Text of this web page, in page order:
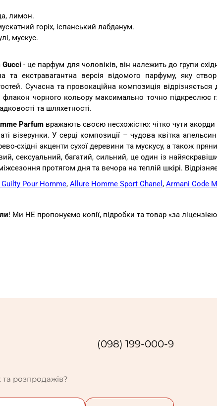
лимон.
горіх, іспанський лабданум.
мускус.
Gucci - це парфум для чоловіків, він належить до групи
та екстравагантна версія відомого парфуму, яку
Сучасна та провокаційна композиція
чорного кольору максимально точно підкреслює
та шляхетності.
Parfumвражають своєю несхожістю: чітко чути
візерунки. У серці композиції – чудова квітка
східні акценти сухої деревини та мускусу, а також
сексуальний, багатий, сильний, це один із
протягом дня та вечора на теплій шкірі.
Pour Homme, Allure Homme Sport Chanel , Armani Code
! Ми НЕ пропонуємо копії, підробки та товар «за
(098) 199-000-9
розпродажів?